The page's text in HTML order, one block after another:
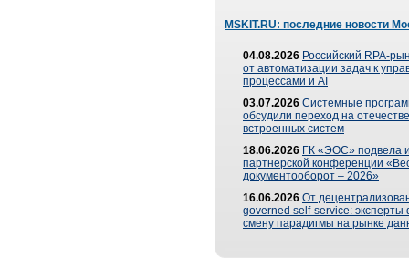
MSKIT.RU: последние новости
04.08.2026 Российский RPA-
от автоматизации задач к
процессами и AI
03.07.2026 Системные
обсудили переход на
встроенных систем
18.06.2026 ГК «ЭОС» подвела
партнерской конференции
документооборот – 2026»
16.06.2026 От
governed self-service: эксперты
смену парадигмы на рынке